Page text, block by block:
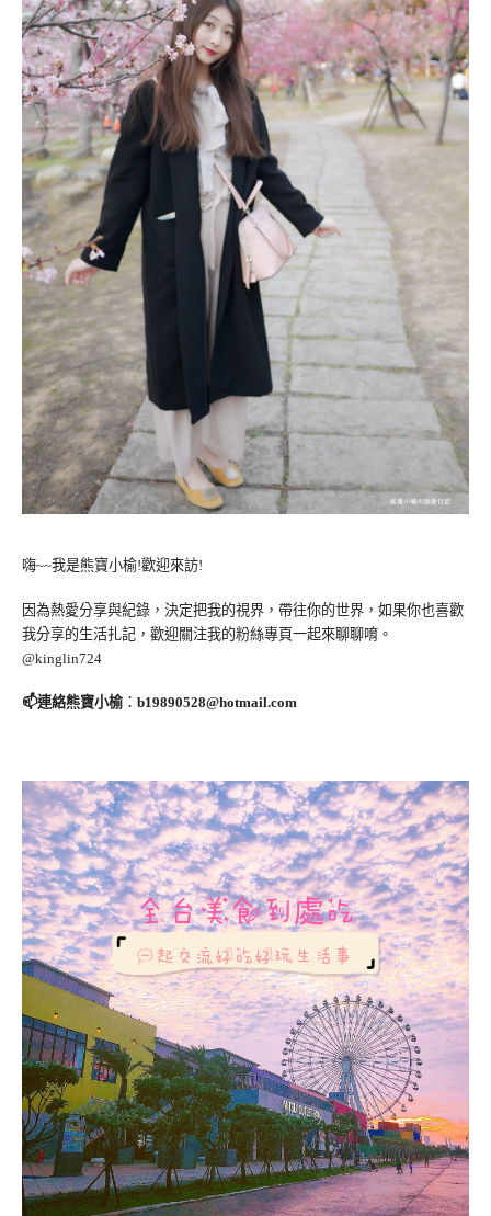
嗨~~我是熊寶小榆!歡迎來訪!
因為熱愛分享與紀錄，決定把我的視界，帶往你的世界，如果你也喜歡
我分享的生活扎記，歡迎關注我的粉絲專頁一起來聊聊唷。
@kinglin724
📫連絡熊寶小榆： b19890528@hotmail.com